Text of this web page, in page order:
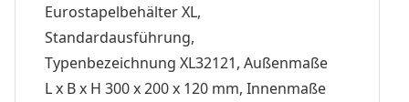
Eurostapelbehälter XL,
Standardausführung,
Typenbezeichnung XL32121, Außenmaße
L x B x H 300 x 200 x 120 mm, Innenmaße